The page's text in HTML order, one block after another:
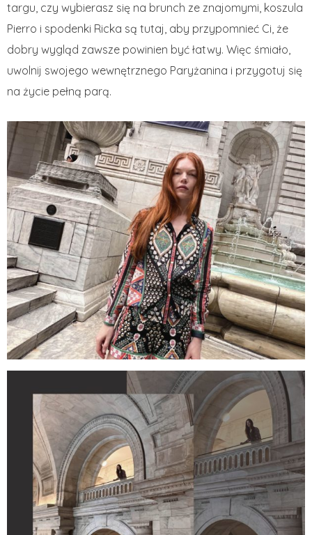
targu, czy wybierasz się na brunch ze znajomymi, koszula
Pierro i spodenki Ricka są tutaj, aby przypomnieć Ci, że
dobry wygląd zawsze powinien być łatwy. Więc śmiało,
uwolnij swojego wewnętrznego Paryżanina i przygotuj się
na życie pełną parą.